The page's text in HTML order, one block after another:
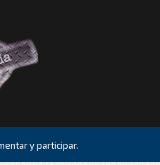
y participar.